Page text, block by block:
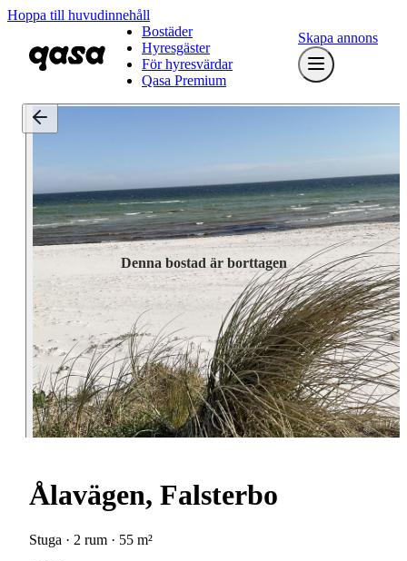
Hoppa till huvudinnehåll
Bostäder
Hyresgäster
För hyresvärdar
Qasa Premium
Skapa annons
Denna bostad är borttagen
Ålavägen, Falsterbo
Stuga · 2 rum · 55 m²